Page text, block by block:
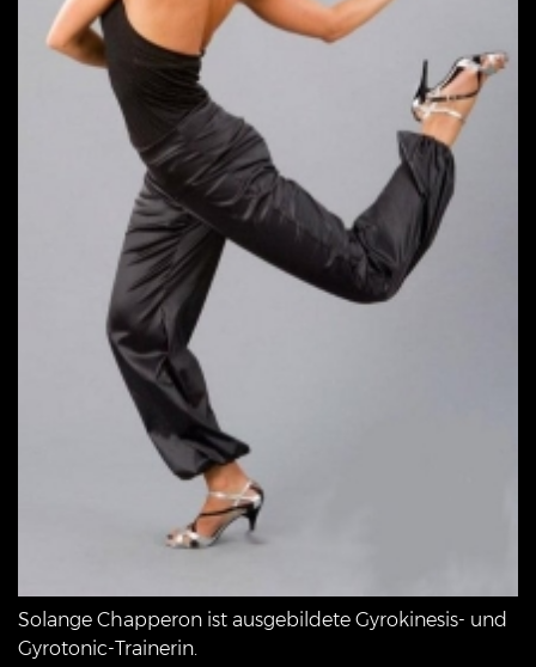
Solange Chapperon ist ausgebildete Gyrokinesis- und
Gyrotonic-Trainerin.